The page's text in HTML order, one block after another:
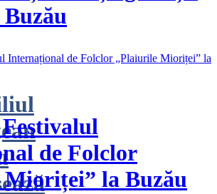
de Folclor
la Buzău